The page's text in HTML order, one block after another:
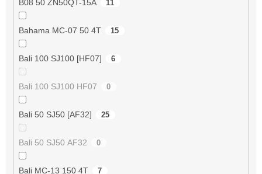
B08 50 ZN50QT-15A 11
Bahama MC-07 50 4T 15
Bali 100 SJ100 [HF07] 6
Bali 100 SJ100 HF07 0
Bali 50 SJ50 [AF32] 25
Bali 50 SJ50 AF32 0
Bali MC-13 150 4T 7